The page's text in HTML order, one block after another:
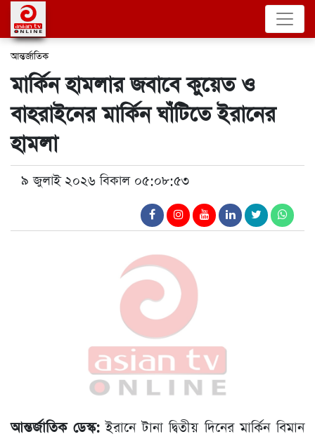
আন্তর্জাতিক
মার্কিন হামলার জবাবে কুয়েত ও
বাহরাইনের মার্কিন ঘাঁটিতে ইরানের
হামলা
৯ জুলাই ২০২৬ বিকাল ০৫:০৮:৫৩
আন্তর্জাতিক ডেস্ক:ইরানে টানা দ্বিতীয় দিনের মার্কিন বিমান